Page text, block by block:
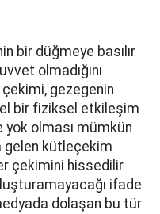
bir düğmeye basılır
olmadığını
gezegenin
bir fiziksel etkileşim
yok olması mümkün
gelen kütleçekim
çekimini hissedilir
ifade
dolaşan bu tür